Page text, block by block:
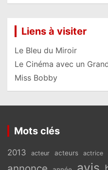
Liens à visiter
Le Bleu du Miroir
Le Cinéma avec un
Miss Bobby
Mots clés
2013 acteur acteurs actrice